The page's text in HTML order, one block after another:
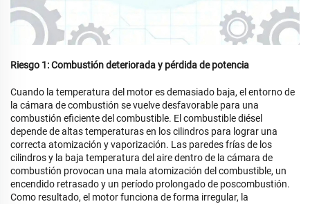
Riesgo 1: Combustión deteriorada y pérdida de potencia
Cuando la temperatura del motor es demasiado baja, el entorno de
la cámara de combustión se vuelve desfavorable para una
combustión eficiente del combustible. El combustible diésel
depende de altas temperaturas en los cilindros para lograr una
correcta atomización y vaporización. Las paredes frías de los
cilindros y la baja temperatura del aire dentro de la cámara de
combustión provocan una mala atomización del combustible, un
encendido retrasado y un período prolongado de poscombustión.
Como resultado, el motor funciona de forma irregular, la